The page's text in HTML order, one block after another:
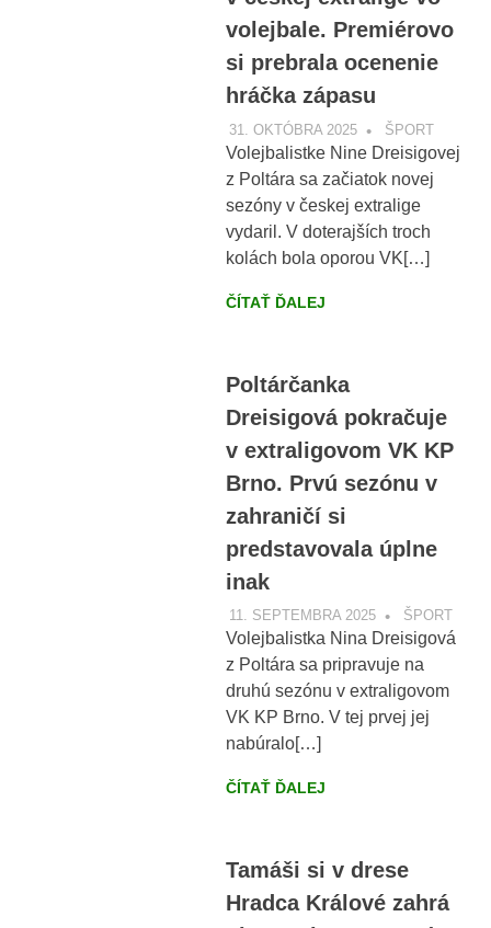
volejbale. Premiérovo
si prebrala ocenenie
hráčka zápasu
31. OKTÓBRA 2025 VOBRAZE.SK
ŠPORT
Volejbalistke Nine Dreisigovej
z Poltára sa začiatok novej
sezóny v českej extralige
vydaril. V doterajších troch
kolách bola oporou VK[…]
ČÍTAŤ ĎALEJ
Poltárčanka
Dreisigová pokračuje
v extraligovom VK KP
Brno. Prvú sezónu v
zahraničí si
predstavovala úplne
inak
11. SEPTEMBRA 2025 VOBRAZE.SK
ŠPORT
Volejbalistka Nina Dreisigová
z Poltára sa pripravuje na
druhú sezónu v extraligovom
VK KP Brno. V tej prvej jej
nabúralo[…]
ČÍTAŤ ĎALEJ
Tamáši si v drese
Hradca Králové zahrá